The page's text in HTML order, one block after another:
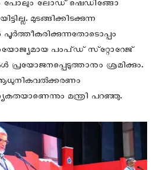
പോലും ലോഡ്‌ ഷെഡിങ്ങോ
മുടങ്ങിക്കിടക്കുന്ന
പംപ്‌ഡ്‌ സ്‌റ്റോറേജ്‌
പ്രയോജനപ്പെടുത്താനും ശ്രമിക്കും.
മന്ത്രി പറഞ്ഞു.